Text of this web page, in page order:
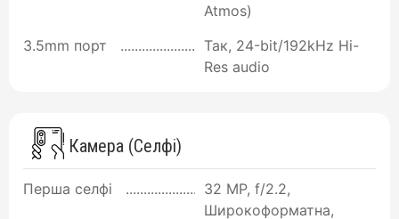
Atmos)
3.5mm порт
Так, 24-bit/192kHz Hi-
Res audio
Камера (Селфі)
Перша селфі
32 MP, f/2.2,
Широкоформатна,